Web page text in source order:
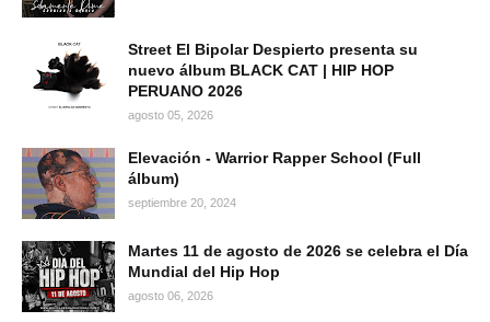
Street El Bipolar Despierto presenta su
nuevo álbum BLACK CAT | HIP HOP
PERUANO 2026
agosto 05, 2026
Elevación - Warrior Rapper School (Full
álbum)
septiembre 20, 2024
Martes 11 de agosto de 2026 se celebra el Día
Mundial del Hip Hop
agosto 06, 2026